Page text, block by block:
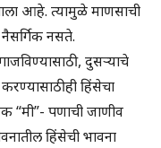
आहे. त्यामुळे माणसाची
नैसर्गिक नसते.
दुसऱ्याचे
हिंसेचा
“मी”- पणाची जाणीव
हिंसेची भावना